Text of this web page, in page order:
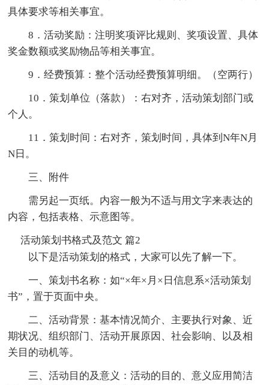
具体要求等相关事宜。
8．活动奖励：注明奖项评比规则、奖项设置、具体
奖金数额或奖励物品等相关事宜。
9．经费预算：整个活动经费预算明细。（空两行）
10．策划单位（落款）：右对齐，活动策划部门或
个人。
11．策划时间：右对齐，策划时间，具体到N年N月
N日。
三、附件
需另起一页纸。内容一般为不适与用文字来表达的
内容，包括表格、示意图等。
活动策划书格式及范文 篇2
以下是活动策划的格式，大家可以先了解一下。
一、策划书名称：如“×年×月×日信息系×活动策划
书”，置于页面中央。
二、活动背景：基本情况简介、主要执行对象、近
期状况、组织部门、活动开展原因、社会影响、以及相
关目的动机等。
三、活动目的及意义：活动的目的、意义应用简洁